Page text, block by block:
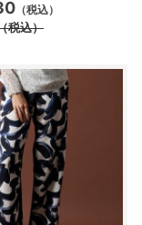
（税込）
税込）